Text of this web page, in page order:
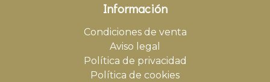
Información
Condiciones de venta
Aviso legal
Política de privacidad
Política de cookies